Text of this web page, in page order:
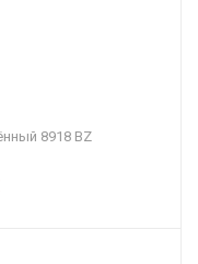
8918 BZ